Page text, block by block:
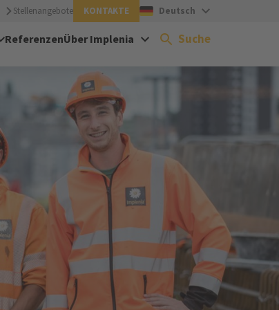
Stellenangebote KONTAKTE Deutsch
ReferenzenÜber Implenia Suche